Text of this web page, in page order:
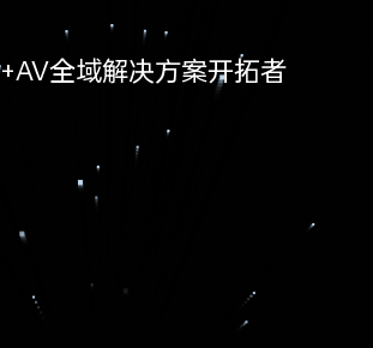
全域解决方案开拓者